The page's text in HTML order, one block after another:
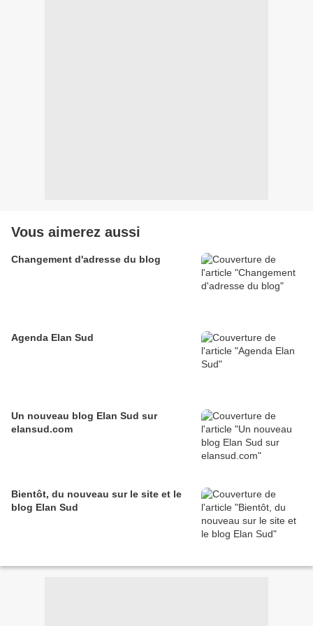
Vous aimerez aussi
Changement d'adresse du blog
Agenda Elan Sud
Un nouveau blog Elan Sud sur
elansud.com
Bientôt, du nouveau sur le site et le
blog Elan Sud